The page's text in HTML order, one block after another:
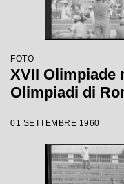
FOTO
XVII Olimpiade
Olimpiadi di
01 SETTEMBRE 1960